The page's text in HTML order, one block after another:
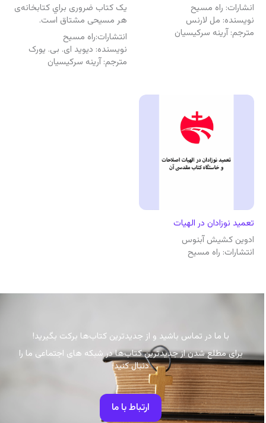
انشارات: راه مسیح
نویسنده: مل لارنس
مترجم: آرینه سرکیسیان
یک كتاب ضروری براي كتابخانه‌ی
هر مسيحی مشتاق است.
انتشارات:‌راه مسیح
نویسنده: دیوید ای. بی. یورک
مترجم: آرینه سرکیسیان
تعمید نوزادان در الهیات
ادوین کشیش آبنوس
انتشارات: راه مسیح
با ما در تماس باشید و از جدیدترین کتاب‌ها برکت بگیرید!
برای مطلع شدن از جدیدترین کتاب‌ها در شبکه های اجتماعی ما را
دنبال کنید!
ارتباط با ما